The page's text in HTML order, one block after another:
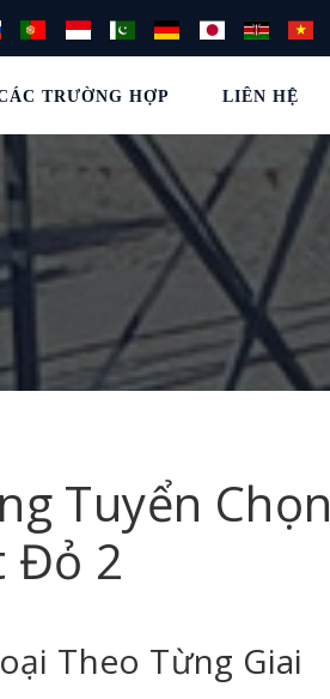
TRƯỜNG HỢP LIÊN HỆ
Tuyển Chọn
Đỏ 2
Theo Từng Giai